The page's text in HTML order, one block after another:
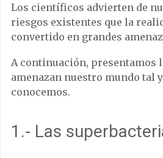
Los científicos advierten de
riesgos existentes que la
convertido en grandes
A continuación, presentamos
amenazan nuestro mundo tal
conocemos.
1.- Las